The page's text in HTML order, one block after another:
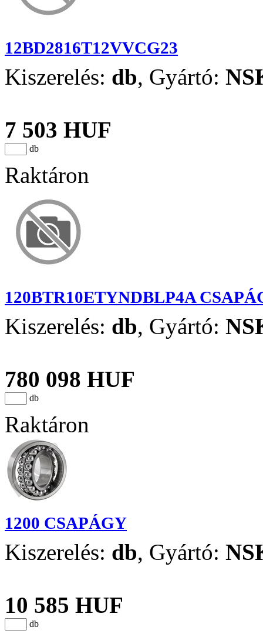
12BD2816T12VVCG23
Kiszerelés: db, Gyártó:
7 503 HUF
db
Raktáron
120BTR10ETYNDBLP4A
Kiszerelés: db, Gyártó:
780 098 HUF
db
Raktáron
1200 CSAPÁGY
Kiszerelés: db, Gyártó:
10 585 HUF
db